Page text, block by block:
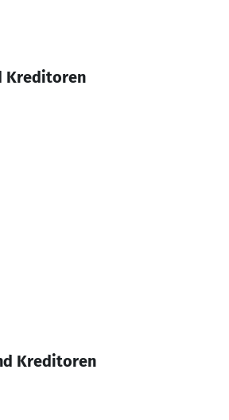
Kreditoren
Kreditoren